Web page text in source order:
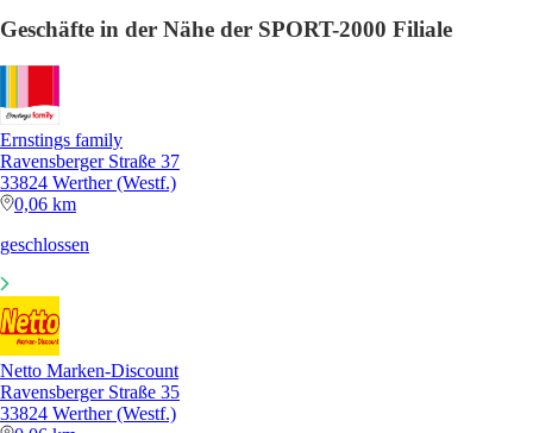
Geschäfte in der Nähe der SPORT-2000 Filiale
Ernstings family
Ravensberger Straße 37
33824 Werther (Westf.)
0,06 km
geschlossen
Netto Marken-Discount
Ravensberger Straße 35
33824 Werther (Westf.)